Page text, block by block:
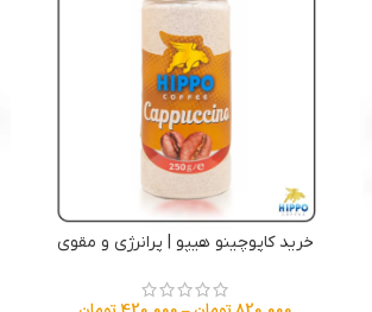
خرید کاپوچینو هیپو | پرانرژی و مقوی